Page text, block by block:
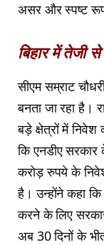
असर और स्पष्ट
बिहार में तेजी
सीएम सम्राट
बनता जा रहा है।
बड़े क्षेत्रों में निवेश
कि एनडीए
करोड़ रुपये के
है। उन्होंने कहा
करने के लिए
अब 30 दिनों के